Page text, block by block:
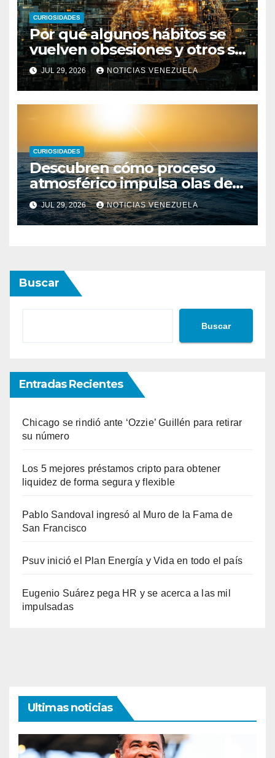
CURIOSIDADES
Por qué algunos hábitos se
vuelven obsesiones y otros se
desvanecen
JUL 29, 2026 NOTICIAS VENEZUELA
CURIOSIDADES
Descubren cómo proceso
atmosférico impulsa olas de
calor marinas extremas
JUL 29, 2026 NOTICIAS VENEZUELA
Buscar
Buscar
Entradas Recientes
Chicago se rindió ante ‘Ozzie’ Guillén para retirar
su número
Los 5 mejores préstamos cripto para obtener
liquidez de forma segura y flexible
Pablo Sandoval ingresó al Muro de la Fama de
San Francisco
Psuv inició el Plan Energía y Vida en todo el país
Eugenio Suárez pega HR y se acerca a las mil
impulsadas
Ultimas noticias